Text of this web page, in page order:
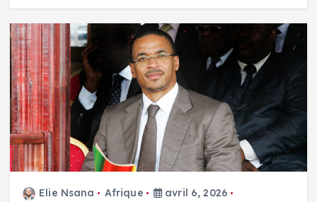
Elie Nsana Afrique
avril 6, 2026